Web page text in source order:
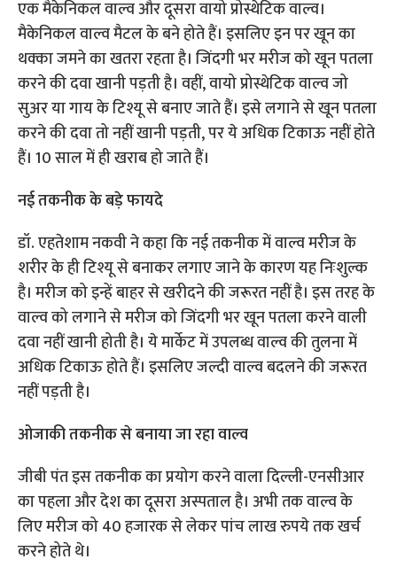
एक मैकेनिकल वाल्व और दूसरा वायो प्रोस्थेटिक वाल्व।
मैकेनिकल वाल्व मैटल के बने होते हैं। इसलिए इन पर खून का
थक्का जमने का खतरा रहता है। जिंदगी भर मरीज को खून पतला
करने की दवा खानी पड़ती है। वहीं, वायो प्रोस्थेटिक वाल्व जो
सुअर या गाय के टिश्यू से बनाए जाते हैं। इसे लगाने से खून पतला
करने की दवा तो नहीं खानी पड़ती, पर ये अधिक टिकाऊ नहीं होते
हैं। 10 साल में ही खराब हो जाते हैं।
नई तकनीक के बड़े फायदे
डॉ. एहतेशाम नकवी ने कहा कि नई तकनीक में वाल्व मरीज के
शरीर के ही टिश्यू से बनाकर लगाए जाने के कारण यह निःशुल्क
है। मरीज को इन्हें बाहर से खरीदने की जरूरत नहीं है। इस तरह के
वाल्व को लगाने से मरीज को जिंदगी भर खून पतला करने वाली
दवा नहीं खानी होती है। ये मार्केट में उपलब्ध वाल्व की तुलना में
अधिक टिकाऊ होते हैं। इसलिए जल्दी वाल्व बदलने की जरूरत
नहीं पड़ती है।
ओजाकी तकनीक से बनाया जा रहा वाल्व
जीबी पंत इस तकनीक का प्रयोग करने वाला दिल्ली-एनसीआर
का पहला और देश का दूसरा अस्पताल है। अभी तक वाल्व के
लिए मरीज को 40 हजारक से लेकर पांच लाख रुपये तक खर्च
करने होते थे।